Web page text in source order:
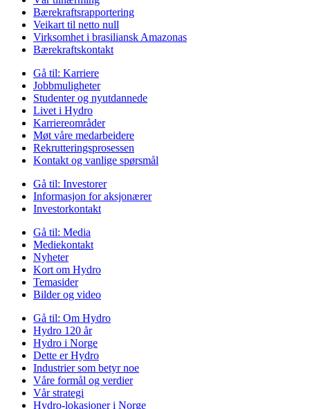
Bærekraftsrapportering
Veikart til netto null
Virksomhet i brasiliansk Amazonas
Bærekraftskontakt
Gå til: Karriere
Jobbmuligheter
Studenter og nyutdannede
Livet i Hydro
Karriereområder
Møt våre medarbeidere
Rekrutteringsprosessen
Kontakt og vanlige spørsmål
Gå til: Investorer
Informasjon for aksjonærer
Investorkontakt
Gå til: Media
Mediekontakt
Nyheter
Kort om Hydro
Temasider
Bilder og video
Gå til: Om Hydro
Hydro 120 år
Hydro i Norge
Dette er Hydro
Industrier som betyr noe
Våre formål og verdier
Vår strategi
Hydro-lokasjoner i Norge